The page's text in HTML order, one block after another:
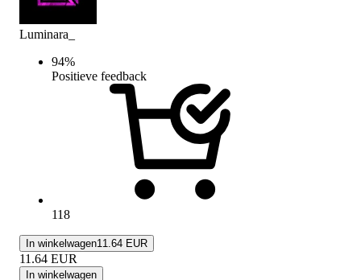
Luminara_
94%
Positieve feedback
118
In winkelwagen11.64 EUR
11.64 EUR
In winkelwagen